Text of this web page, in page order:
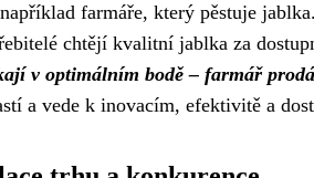
farmáře, který pěstuje
chtějí kvalitní jablka za
v optimálním bodě – farmář
a vede k inovacím, efektivitě a